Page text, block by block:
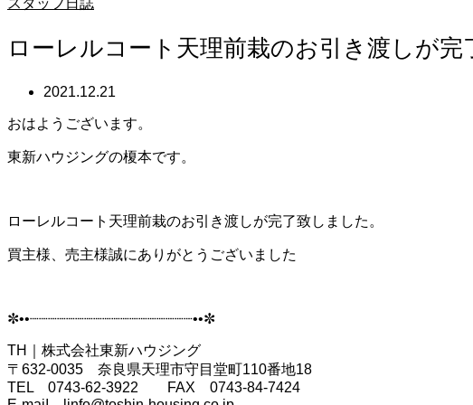
ローレルコート天理前栽のお引き渡しが完
2021.12.21
おはようございます。
東新ハウジングの榎本です。
ローレルコート天理前栽のお引き渡しが完了致しました。
買主様、売主様誠にありがとうございました
✼••┈┈┈┈┈┈┈┈┈┈┈┈┈┈┈┈┈┈••✼
TH｜株式会社東新ハウジング
〒632-0035 奈良県天理市守目堂町110番地18
TEL 0743-62-3922 FAX 0743-84-7424